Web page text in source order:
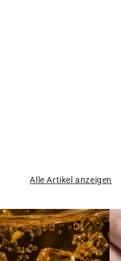
Alle Artikel anzeigen